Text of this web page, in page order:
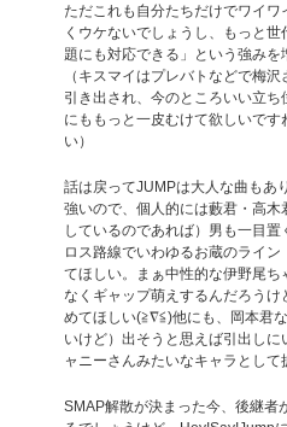
ただこれも自分たちだけでワイ
くウケないでしょうし、もっと
題にも対応できる」という強みを
（キスマイはプレバトなどで梅
引き出され、今のところいい立
にももっと一皮むけて欲しいで
い）
話は戻ってJUMPは大人な曲もあ
強いので、個人的には藪君・高
しているのであれば）男も一目
ロス路線でいわゆるお蔵のライ
てほしい。まぁ中性的な伊野尾
なくギャップ萌えするんだろう
めてほしい(≧∇≦)他にも、岡本君
いけど）出そうと思えば引出し
ャニーさんみたいなキャラとし
SMAP解散が決まった今、後継者